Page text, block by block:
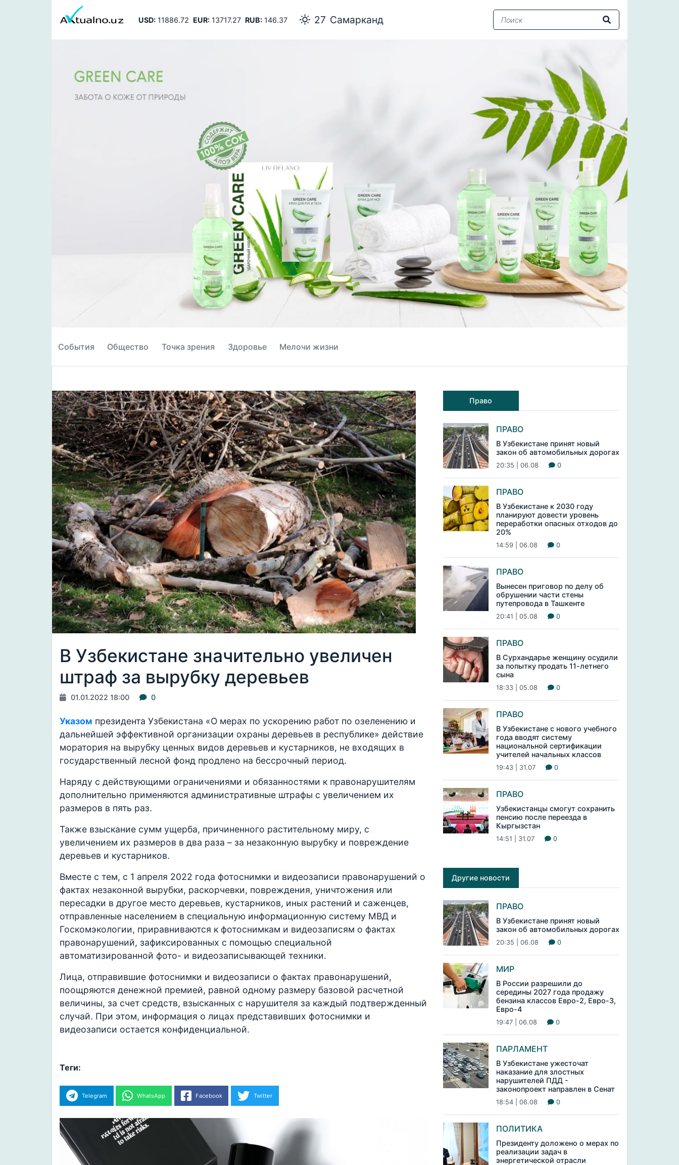
USD:11886.72 EUR:13717.27 RUB:146.37 27 Самарканд
События Общество Точка зрения Здоровье Мелочи жизни
В Узбекистане значительно увеличен
штраф за вырубку деревьев
01.01.2022 18:00 0
Указом президента Узбекистана «О мерах по ускорению работ по озеленению и
дальнейшей эффективной организации охраны деревьев в республике» действие
моратория на вырубку ценных видов деревьев и кустарников, не входящих в
государственный лесной фонд продлено на бессрочный период.
Наряду с действующими ограничениями и обязанностями к правонарушителям
дополнительно применяются административные штрафы с увеличением их
размеров в пять раз.
Также взыскание сумм ущерба, причиненного растительному миру, с
увеличением их размеров в два раза – за незаконную вырубку и повреждение
деревьев и кустарников.
Вместе с тем, с 1 апреля 2022 года фотоснимки и видеозаписи правонарушений о
фактах незаконной вырубки, раскорчевки, повреждения, уничтожения или
пересадки в другое место деревьев, кустарников, иных растений и саженцев,
отправленные населением в специальную информационную систему МВД и
Госкомэкологии, приравниваются к фотоснимкам и видеозаписям о фактах
правонарушений, зафиксированных с помощью специальной
автоматизированной фото- и видеозаписывающей техники.
Лица, отправившие фотоснимки и видеозаписи о фактах правонарушений,
поощряются денежной премией, равной одному размеру базовой расчетной
величины, за счет средств, взысканных с нарушителя за каждый подтвержденный
случай. При этом, информация о лицах представивших фотоснимки и
видеозаписи остается конфиденциальной.
Теги:
Telegram WhatsApp Facebook Twitter
Право
ПРАВО
В Узбекистане принят новый
закон об автомобильных дорогах
20:35 | 06.08 0
ПРАВО
В Узбекистане к 2030 году
планируют довести уровень
переработки опасных отходов до
20%
14:59 | 06.08 0
ПРАВО
Вынесен приговор по делу об
обрушении части стены
путепровода в Ташкенте
20:41 | 05.08 0
ПРАВО
В Сурхандарье женщину осудили
за попытку продать 11-летнего
сына
18:33 | 05.08 0
ПРАВО
В Узбекистане с нового учебного
года вводят систему
национальной сертификации
учителей начальных классов
19:43 | 31.07 0
ПРАВО
Узбекистанцы смогут сохранить
пенсию после переезда в
Кыргызстан
14:51 | 31.07 0
Другие новости
ПРАВО
В Узбекистане принят новый
закон об автомобильных дорогах
20:35 | 06.08 0
МИР
В России разрешили до
середины 2027 года продажу
бензина классов Евро-2, Евро-3,
Евро-4
19:47 | 06.08 0
ПАРЛАМЕНТ
В Узбекистане ужесточат
наказание для злостных
нарушителей ПДД -
законопроект направлен в Сенат
18:54 | 06.08 0
ПОЛИТИКА
Президенту доложено о мерах по
реализации задач в
энергетической отрасли